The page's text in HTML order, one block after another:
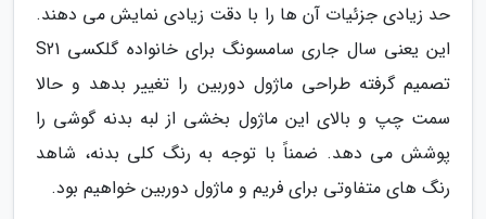
حد زیادی جزئیات آن ها را با دقت زیادی نمایش می دهند.
این یعنی سال جاری سامسونگ برای خانواده گلکسی S21
تصمیم گرفته طراحی ماژول دوربین را تغییر بدهد و حالا
سمت چپ و بالای این ماژول بخشی از لبه بدنه گوشی را
پوشش می دهد. ضمناً با توجه به رنگ کلی بدنه، شاهد
رنگ های متفاوتی برای فریم و ماژول دوربین خواهیم بود.